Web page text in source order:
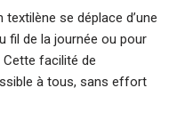
textilène se déplace d’une
fil de la journée ou pour
Cette facilité de
à tous, sans effort